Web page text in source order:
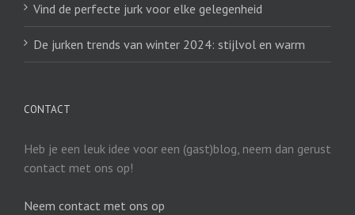
Vind de perfecte jurk voor elke gelegenheid
De jurken trends van winter 2024: stijlvol en warm
CONTACT
Heb je een leuk idee voor een (gast)blog, neem dan gerust
contact met ons op!
Neem contact met ons op